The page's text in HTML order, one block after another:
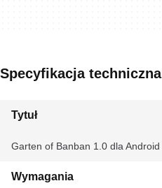
Specyfikacja techniczna
Tytuł
Garten of Banban 1.0 dla Android
Wymagania